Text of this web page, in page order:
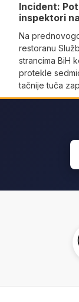
Incident:
inspektori
Na
restoranu
strancima BiH
protekle
tačnije tuča